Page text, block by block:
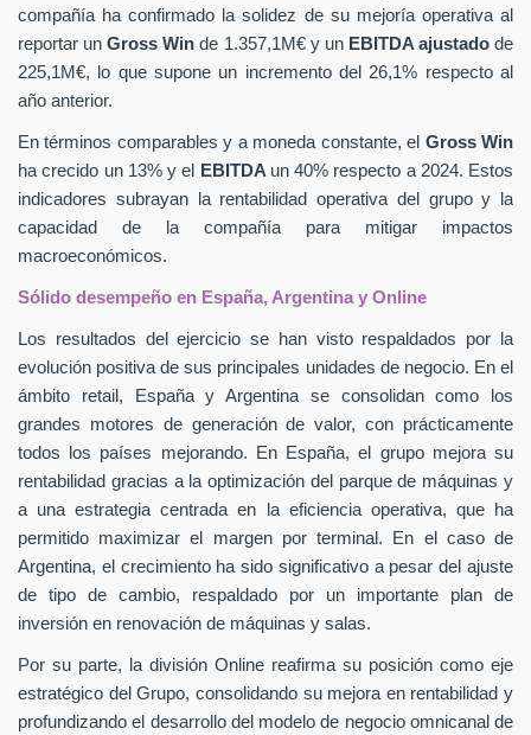
compañía ha confirmado la solidez de su mejoría operativa al
reportar unGross Winde 1.357,1M€ y un EBITDA ajustadode
225,1M€, lo que supone un incremento del 26,1% respecto al
año anterior.
En términos comparables y a moneda constante, el Gross Win
ha crecido un 13% y el
EBITDA un 40% respecto a 2024. Estos
indicadores subrayan la rentabilidad operativa del grupo y la
capacidad de la compañía para mitigar impactos
macroeconómicos.
Sólido desempeño en España, Argentina y Online
Los resultados del ejercicio se han visto respaldados por la
evolución positiva de sus principales unidades de negocio. En el
ámbito retail, España y Argentina se consolidan como los
grandes motores de generación de valor, con prácticamente
todos los países mejorando. En España, el grupo mejora su
rentabilidad gracias a la optimización del parque de máquinas y
a una estrategia centrada en la eficiencia operativa, que ha
permitido maximizar el margen por terminal. En el caso de
Argentina, el crecimiento ha sido significativo a pesar del ajuste
de tipo de cambio, respaldado por un importante plan de
inversión en renovación de máquinas y salas.
Por su parte, la división Online reafirma su posición como eje
estratégico del Grupo, consolidando su mejora en rentabilidad y
profundizando el desarrollo del modelo de negocio omnicanal de